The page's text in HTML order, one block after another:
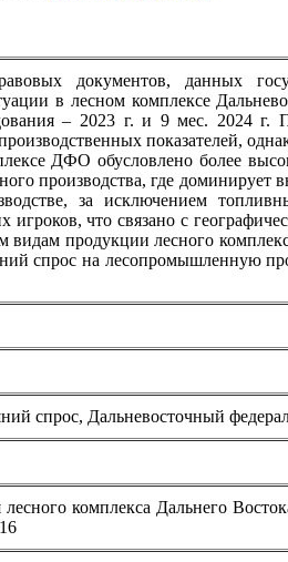
документов, данных
в лесном комплексе
– 2023 г. и 9 мес. 2024
показателей,
ДФО обусловлено более
производства, где доминирует
за исключением
игроков, что связано с
видам продукции лесного
спрос на лесопромышленную
спрос, Дальневосточный
комплекса Дальнего